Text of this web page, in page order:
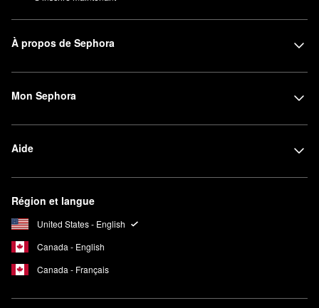
À propos de Sephora
Mon Sephora
Aide
Région et langue
United States - English
Canada - English
Canada - Français